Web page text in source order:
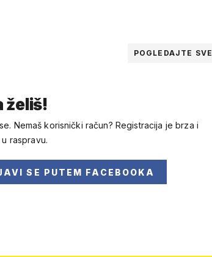
POGLEDAJTE SVE
želiš!
Nemaš korisnički račun? Registracija je brza i
raspravu.
SE PUTEM FACEBOOKA